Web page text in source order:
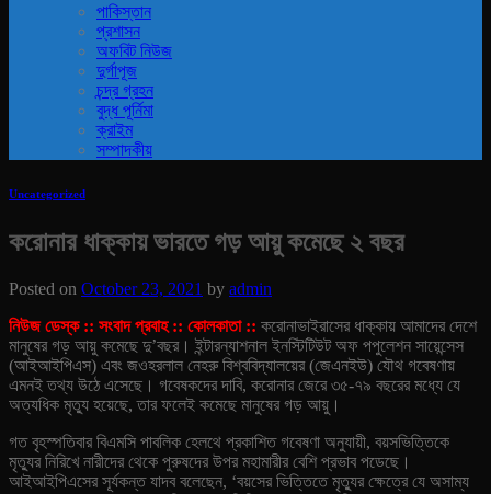
পাকিস্তান
প্রশাসন
অফবিট নিউজ
দুর্গাপূজ
চন্দ্র গ্রহন
বুদ্ধ পূর্নিমা
ক্রাইম
সম্পাদকীয়
Uncategorized
করোনার ধাক্কায় ভারতে গড় আয়ু কমেছে ২ বছর
Posted on October 23, 2021 by admin
নিউজ ডেস্ক :: সংবাদ প্রবাহ :: কোলকাতা :: করোনাভাইরাসের ধাক্কায় আমাদের দেশে
মানুষের গড় আয়ু কমেছে দু’বছর। ইন্টারন্যাশনাল ইনস্টিটিউট অফ পপুলেশন সায়েন্সেস
(আইআইপিএস) এবং জওহরলাল নেহরু বিশ্ববিদ্যালয়ের (জেএনইউ) যৌথ গবেষণায়
এমনই তথ্য উঠে এসেছে। গবেষকদের দাবি, করোনার জেরে ৩৫-৭৯ বছরের মধ্যে যে
অত্যধিক মৃত্যু হয়েছে, তার ফলেই কমেছে মানুষের গড় আয়ু।
গত বৃহস্পতিবার বিএমসি পাবলিক হেলথে প্রকাশিত গবেষণা অনুযায়ী, বয়সভিত্তিকে
মৃত্যুর নিরিখে নারীদের থেকে পুরুষদের উপর মহামারীর বেশি প্রভাব পডেছে।
আইআইপিএসের সূর্যকন্ত যাদব বলেছেন, ‘বয়সের ভিত্তিতে মৃত্যুর ক্ষেত্রে যে অসাম্য